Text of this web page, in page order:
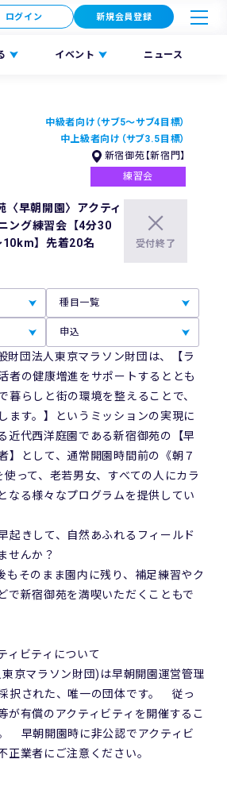
イベント ニュース
ログイン 新規会員登録
中級者向け（サブ5〜サブ4目標）
中上級者向け（サブ3.5目標）
新宿御苑【新宿門】
練習会
早朝開園〉アクティ
ング練習会【4分30
】先着20名
受付終了
種目一覧
申込
財団法人東京マラソン財団は、【ラ
者の健康増進をサポートするととも
暮らしと街の環境を整えることで、
ます。】というミッションの実現に
近代西洋庭園である新宿御苑の【早
】として、通常開園時間前の《朝７
って、老若男女、すべての人にカラ
なる様々なプログラムを提供してい
起きして、自然あふれるフィールド
せんか？
もそのまま園内に残り、補足練習やク
で新宿御苑を満喫いただくこともで
ィビティについて
京マラソン財団)は早朝開園運営管理
択された、唯一の団体です。 従っ
が有償のアクティビティを開催するこ
早朝開園時に非公認でアクティビ
正業者にご注意ください。